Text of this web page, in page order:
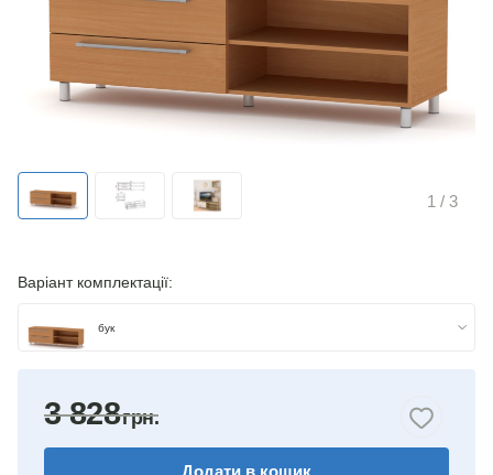
1 / 3
Варіант комплектації:
бук
горіх
3 828
Додати в кошик